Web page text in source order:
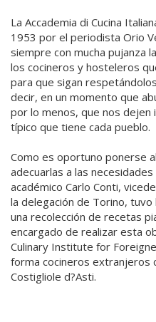
La Accademia di Cucina
1953 por el periodista Orio
siempre con mucha pujanza
los cocineros y hosteleros
para que sigan
decir, en un momento que
por lo menos, que nos
típico que tiene cada pueblo.
Como es oportuno ponerse
adecuarlas a las
académico Carlo Conti,
la delegación de Torino,
una recolección de recetas
encargado de realizar esta
Culinary Institute for
forma cocineros extranjeros
Costigliole d?Asti.